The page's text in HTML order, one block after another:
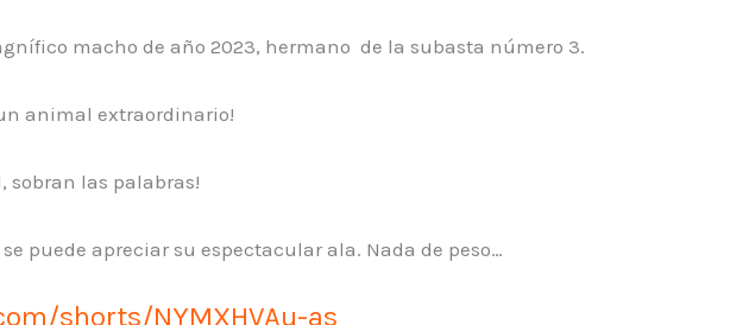
macho de año 2023, hermano de la subasta número 3.
animal extraordinario!
sobran las palabras!
puede apreciar su espectacular ala. Nada de peso…
shorts/NYMXHVAu-as